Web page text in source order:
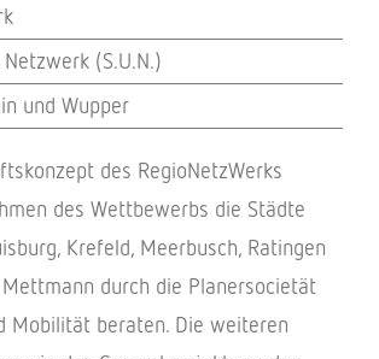
(S.U.N.)
und Wupper
des Regio­Netz­Werks
des Wett­be­werbs die Städte
Krefeld, Meer­busch, Ratin­gen
durch die Planer­so­cie­tät
Mobi­li­tät bera­ten. Die weite­ren